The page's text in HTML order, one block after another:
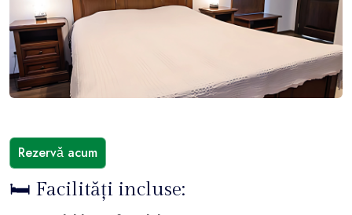
Rezervǎ acum
🛏️ Facilități incluse: